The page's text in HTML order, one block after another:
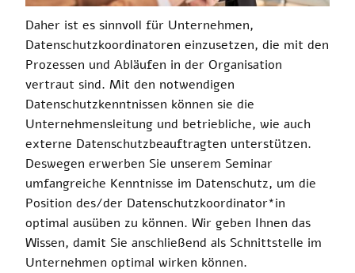
Daher ist es sinnvoll für Unternehmen,
Datenschutzkoordinatoren einzusetzen, die mit den
Prozessen und Abläufen in der Organisation
vertraut sind. Mit den notwendigen
Datenschutzkenntnissen können sie die
Unternehmensleitung und betriebliche, wie auch
externe Datenschutzbeauftragten unterstützen.
Deswegen erwerben Sie unserem Seminar
umfangreiche Kenntnisse im Datenschutz, um die
Position des/der Datenschutzkoordinator*in
optimal ausüben zu können. Wir geben Ihnen das
Wissen, damit Sie anschließend als Schnittstelle im
Unternehmen optimal wirken können.